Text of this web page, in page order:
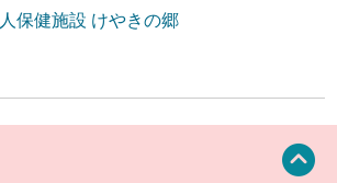
保健施設 けやきの郷